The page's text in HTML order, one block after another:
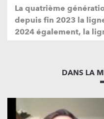
La quatrième
depuis fin 2023 la
2024 également, la
DANS LA